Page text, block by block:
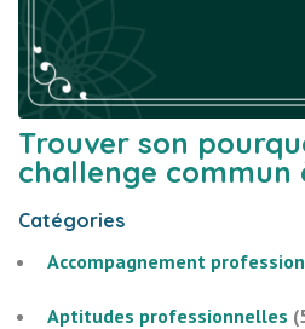
Trouver son
challenge commun
Catégories
Accompagnement
Aptitudes professionnelles